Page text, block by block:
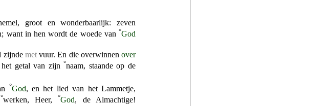
groot en wonderbaarlijk: zeven
want in hen wordt de woede van °God
zijnde metvuur. En die overwinnenover
getal van zijn °naam, staande op de
°God, en het lied van het Lammetje,
°werken, Heer, °God, de Almachtige!